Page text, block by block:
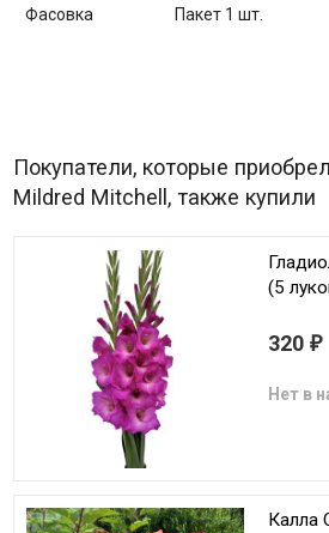
Фасовка Пакет 1 шт.
Покупатели, которые
Mildred Mitchell, также купили
(5
320 ₽
Нет в
Калла